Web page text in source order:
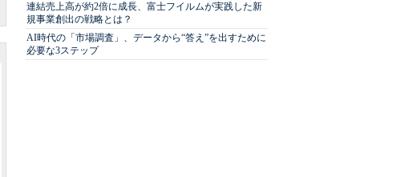
連結売上高が約2倍に成長、富士フイルムが実践した新
規事業創出の戦略とは？
AI時代の「市場調査」、データから“答え”を出すために
必要な3ステップ